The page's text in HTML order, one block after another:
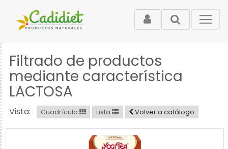
Filtrado de productos
mediante característica
LACTOSA
Vista: Cuadrícula Lista Volver a catálogo